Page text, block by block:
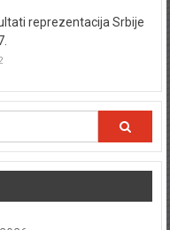
reprezentacija Srbije